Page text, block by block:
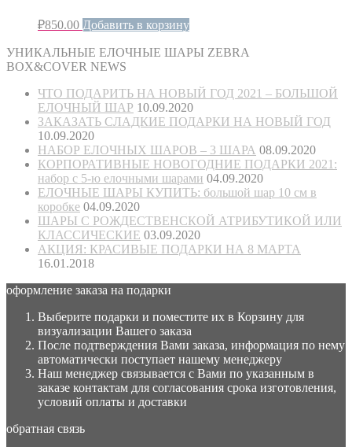
₽850.00 Добавить в корзину
УНИКАЛЬНЫЕ ЕЛОЧНЫЕ ШАРЫ ZEBRA
BOX&COVER NEWS
ЧТО ПОДАРИТЬ НА НОВЫЙ ГОД 2021 – БОЛЬШОЙ
ЕЛОЧНЫЙ ШАР 10.09.2020
ЗАКАЗАТЬ СЛАДКИЕ ПОДАРКИ НА НОВЫЙ ГОД
10.09.2020
НАБОР ЕЛОЧНЫХ ШАРОВ – 3 ШАРА 08.09.2020
КОРПОРАТИВНЫЕ НОВОГОДНИЕ ПОДАРКИ 2021:
набор с 5-ю елочными шарами 04.09.2020
ЕЛОЧНЫЕ ШАРЫ КУПИТЬ: большой шар 10 см в
коробке 04.09.2020
ШАРЫ С РОЖДЕСТВЕНСКОЙ АТРИБУТИКОЙ ИЛИ
КЛАССИЧЕСКИЕ 03.09.2020
АКЦИЯ: КРАСИВЫЕ ПОДАРКИ НА 8 МАРТА
16.01.2018
оформление заказа на подарки
Выберите подарки и поместите их в Корзину для
визуализации Вашего заказа
После подтверждения Вами заказа, информация по нему
автоматически поступает нашему менеджеру
Наш менеджер связывается с Вами по указанным в
заказе контактам для согласования срока изготовления,
условий оплаты и доставки
обратная связь